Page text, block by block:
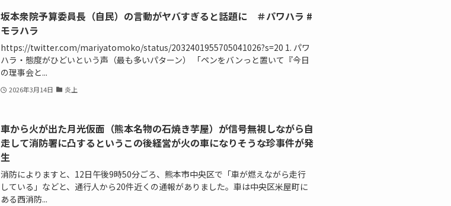
坂本衆院予算委員長（自民）の言動がヤバすぎると話題に ＃パワハラ #
モラハラ
https://twitter.com/mariyatomoko/status/2032401955705041026?s=20 1. パワ
ハラ・態度がひどいという声（最も多いパターン） 「ペンをバンっと置いて『今日
の理事会と...
2026年3月14日 炎上
車から火が出た月光仮面（熊本名物の石焼き芋屋）が信号無視しながら自
走して消防署に凸するというこの後経営が火の車になりそうな珍事件が発
生
消防によりますと、12日午後9時50分ごろ、熊本市中央区で「車が燃えながら走行
している」などと、通行人から20件近くの通報がありました。車は中央区米屋町に
ある西消防...